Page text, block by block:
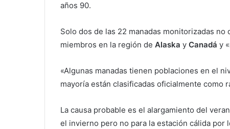
años 90.
Solo dos de las 22 manadas monitorizadas
miembros en la región de Alaska y Canadá y
«Algunas manadas tienen poblaciones en el
mayoría están clasificadas oficialmente como
La causa probable es el alargamiento del
el invierno pero no para la estación cálida por